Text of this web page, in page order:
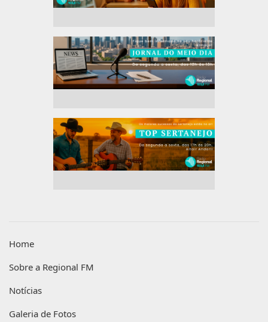
Home
Sobre a Regional FM
Notícias
Galeria de Fotos